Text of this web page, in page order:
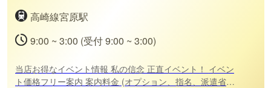
高崎線宮原駅
9:00 ~ 3:00 (受付 9:00 ~ 3:00)
当店お得なイベント情報 私の信念 正直イベント！ イベン
ト価格フリー案内 案内料金 (オプション、指名、派遣省く)